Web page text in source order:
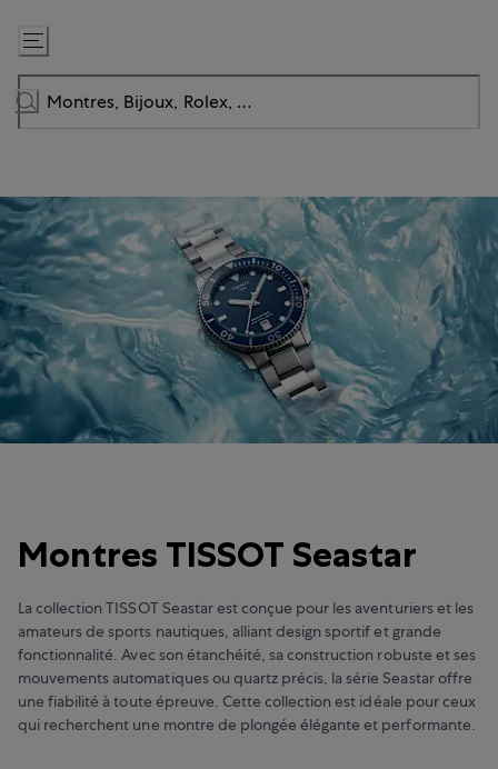
Passer
au
contenu
Montres TISSOT Seastar
La collection TISSOT Seastar est conçue pour les aventuriers et les
amateurs de sports nautiques, alliant design sportif et grande
fonctionnalité. Avec son étanchéité, sa construction robuste et ses
mouvements automatiques ou quartz précis, la série Seastar offre
une fiabilité à toute épreuve. Cette collection est idéale pour ceux
qui recherchent une montre de plongée élégante et performante.